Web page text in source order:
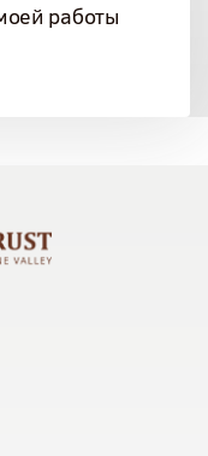
работы